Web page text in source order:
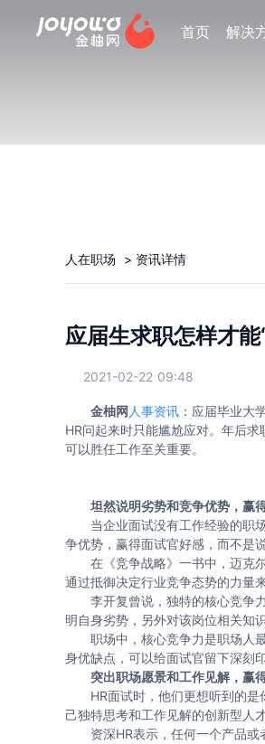
首页 解决
人在职场 > 资讯详情
应届生求职怎样才能
2021-02-22 09:48
金柚网 人事资讯 ：应届毕业大
HR问起来时只能尴尬应对。年后
可以胜任工作至关重要。
坦然说明劣势和竞争优势，赢
当企业面试没有工作经验的职场
争优势，赢得面试官好感，而不是
在《竞争战略》一书中，迈克尔
通过抵御决定行业竞争态势的力量
李开复曾说，独特的核心竞争力
明自身劣势，另外对该岗位相关知
职场中，核心竞争力是职场人最
身优缺点，可以给面试官留下深刻印
突出职场愿景和工作见解，赢
HR面试时，他们更想听到的是
己独特思考和工作见解的创新型人才
资深HR表示，任何一个产品或